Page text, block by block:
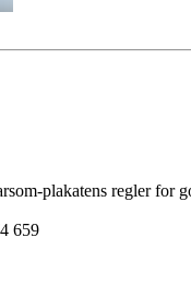
plakatens regler for
659